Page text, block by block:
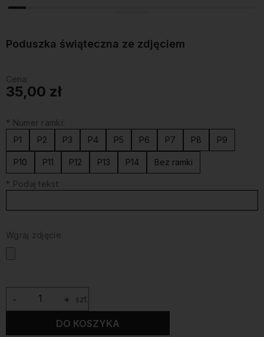
Poduszka świąteczna ze zdjęciem
Cena:
35,00 zł
* Numer ramki:
P1
P2 P3 P4 P5 P6 P7 P8 P9
P10 P11 P12 P13 P14 Bez ramki
* Podaj tekst:
Wgraj zdjęcie:
+
- szt.
DO KOSZYKA